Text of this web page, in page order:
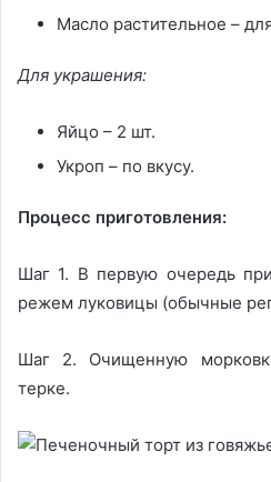
Масло растительное –
Для украшения:
Яйцо – 2 шт.
Укроп – по вкусу.
Процесс приготовления:
Шаг 1. В первую очередь
режем луковицы (обычные
Шаг 2. Очищенную
терке.